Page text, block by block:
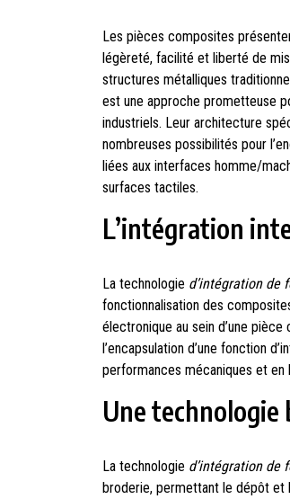
Les pièces composites
légèreté, facilité et liberté de
structures métalliques
est une approche prometteuse
industriels. Leur architecture
nombreuses possibilités pour
liées aux interfaces homme/
surfaces tactiles.
L’intégration
La technologie d’intégration de
fonctionnalisation des
électronique au sein d’une
l’encapsulation d’une fonction
performances mécaniques et en
Une technologie
La technologie d’intégration de
broderie, permettant le dépôt et